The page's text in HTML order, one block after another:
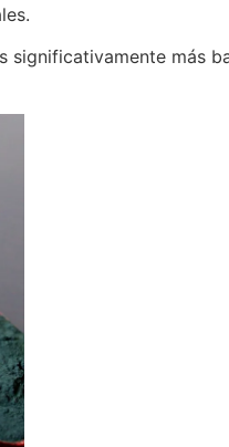
significativamente más